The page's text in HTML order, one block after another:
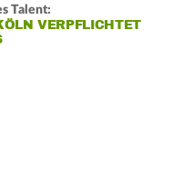
Talent:
VERPFLICHTET